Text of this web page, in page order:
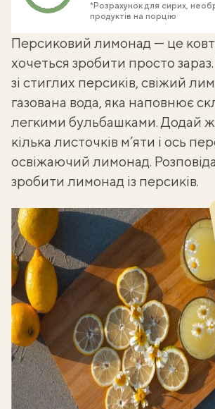
*Розрахунок для сирих,
продуктів на порцію
Персиковий лимонад — це
хочеться зробити просто
зі стиглих персиків, свіжий
газована вода, яка наповнює
легкими бульбашками. Додай
кілька листочків м’яти і ось
освіжаючий лимонад.
зробити лимонад із персиків.
Shuba корисності